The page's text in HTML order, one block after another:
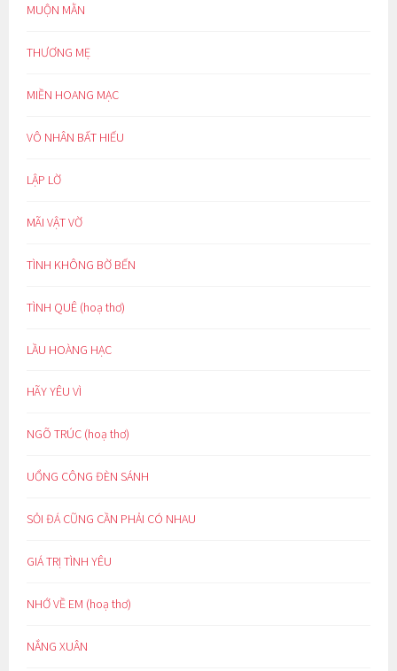
MUỘN MẰN
THƯƠNG MẸ
MIỀN HOANG MẠC
VÔ NHÂN BẤT HIẾU
LẬP LỜ
MÃI VẬT VỜ
TÌNH KHÔNG BỜ BẾN
TÌNH QUÊ (hoạ thơ)
LẦU HOÀNG HẠC
HÃY YÊU VÌ
NGÕ TRÚC (hoạ thơ)
UỔNG CÔNG ĐÈN SÁNH
SỎI ĐÁ CŨNG CẦN PHẢI CÓ NHAU
GIÁ TRỊ TÌNH YÊU
NHỚ VỀ EM (hoạ thơ)
NẮNG XUÂN